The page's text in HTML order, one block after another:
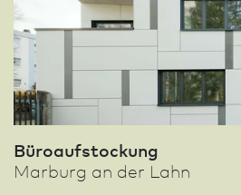
Büroaufstockung
Marburg an der Lahn